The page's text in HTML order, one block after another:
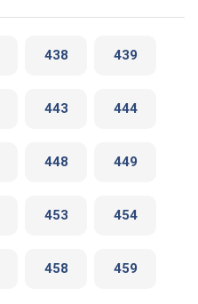
438 439
443 444
448 449
453 454
458 459